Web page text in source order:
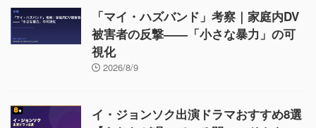
「マイ・ハズバンド」考察｜家庭内DV
被害者の反撃——「小さな暴力」の可
視化
2026/8/9
イ・ジョンソク出演ドラマおすすめ8選